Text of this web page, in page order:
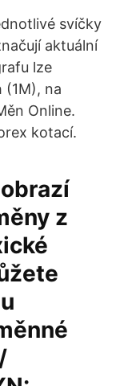
svíčky
aktuální
lze
na
Online.
kotací.
z